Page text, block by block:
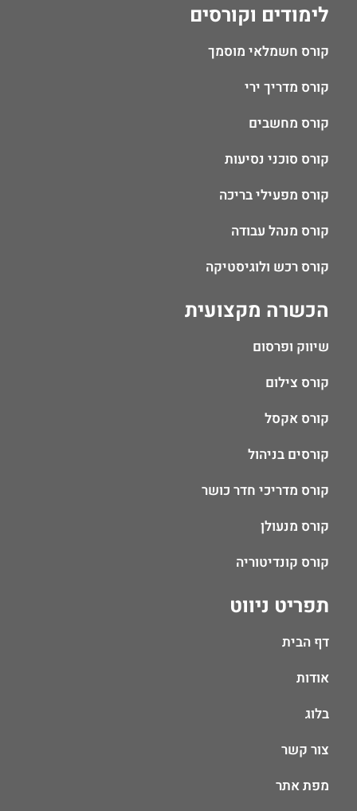
תפריט ניווט
דף הבית
אודות
בלוג
צור קשר
מפת אתר
הכשרה מקצועית
שיווק ופרסום
קורס צילום
קורס אקסל
קורסים בניהול
קורס מדריכי חדר כושר
קורס מנעולן
קורס קונדיטוריה
לימודים וקורסים
קורס חשמלאי מוסמך
קורס מדריך ירי
קורס מחשבים
קורס סוכני נסיעות
קורס מפעילי בריכה
קורס מנהל עבודה
קורס רכש ולוגיסטיקה